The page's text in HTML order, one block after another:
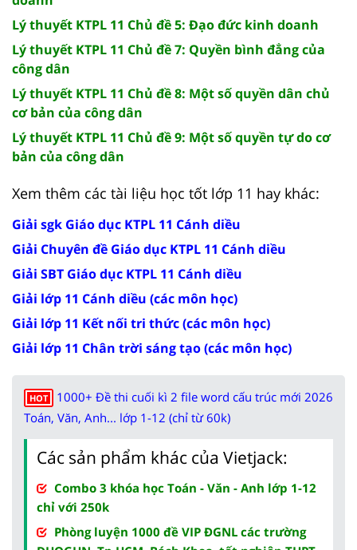
Lý thuyết KTPL 11 Chủ đề 5: Đạo đức kinh doanh
Lý thuyết KTPL 11 Chủ đề 7: Quyền bình đẳng của
công dân
Lý thuyết KTPL 11 Chủ đề 8: Một số quyền dân chủ
cơ bản của công dân
Lý thuyết KTPL 11 Chủ đề 9: Một số quyền tự do cơ
bản của công dân
Xem thêm các tài liệu học tốt lớp 11 hay khác:
Giải sgk Giáo dục KTPL 11 Cánh diều
Giải Chuyên đề Giáo dục KTPL 11 Cánh diều
Giải SBT Giáo dục KTPL 11 Cánh diều
Giải lớp 11 Cánh diều (các môn học)
Giải lớp 11 Kết nối tri thức (các môn học)
Giải lớp 11 Chân trời sáng tạo (các môn học)
HOT
1000+ Đề thi cuối kì 2 file word cấu trúc mới 2026
Toán, Văn, Anh... lớp 1-12 (chỉ từ 60k)
Các sản phẩm khác của Vietjack:
Combo 3 khóa học Toán - Văn - Anh lớp 1-12
chỉ với 250k
Phòng luyện 1000 đề VIP ĐGNL các trường